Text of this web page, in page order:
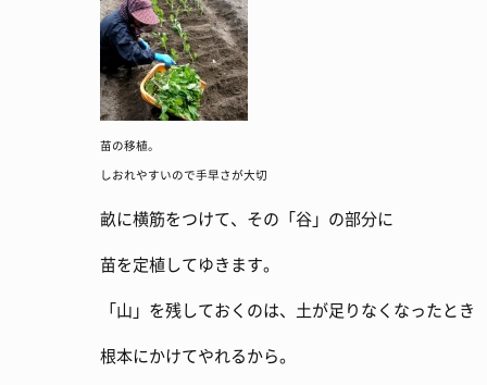
苗の移植。
しおれやすいので手早さが大切
畝に横筋をつけて、その「谷」の部分に
苗を定植してゆきます。
「山」を残しておくのは、土が足りなくなったとき
根本にかけてやれるから。